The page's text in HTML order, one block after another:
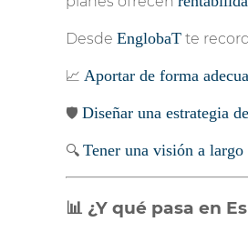
Desde EnglobaT te
📈 Aportar de forma
🛡️ Diseñar una estrategia
🔍 Tener una visión a
📊 ¿Y qué pasa en